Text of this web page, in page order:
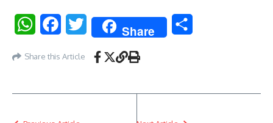
WhatsAppFacebookTwitter Share
Share this Article